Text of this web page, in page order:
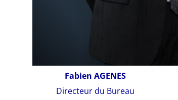
Fabien AGENES
Directeur du Bureau